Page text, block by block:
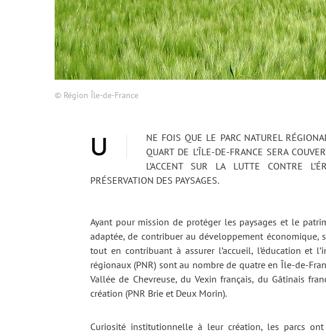
© Région Île-de-France
UNE FOIS QUE LE PARC NATUREL RÉGIONAL BRIE ET DEUX MORIN SERA CRÉÉ, UN
QUART DE L’ÎLE-DE-FRANCE SERA
L’ACCENT SUR LA LUTTE CONTRE
PRÉSERVATION DES PAYSAGES.
Ayant pour mission de protéger les paysages et le
adaptée, de contribuer au développement
tout en contribuant à assurer l’accueil, l’éducation et
régionaux (PNR) sont au nombre de quatre en Île-de-
Vallée de Chevreuse, du Vexin français, du Gâtinais
création (PNR Brie et Deux Morin).
Curiosité institutionnelle à leur création, les parcs